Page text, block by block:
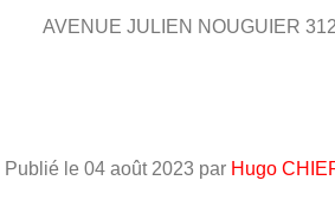
AVENUE JULIEN NOUGUIER
Publié le 04 août 2023 par Hugo